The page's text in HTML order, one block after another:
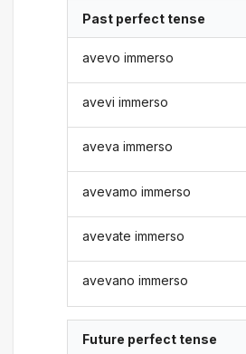
Past perfect tense
avevo immerso
avevi immerso
aveva immerso
avevamo immerso
avevate immerso
avevano immerso
Future perfect tense